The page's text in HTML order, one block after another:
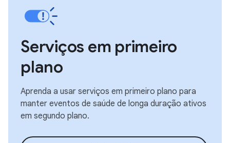
Serviços em primeiro
plano
Aprenda a usar serviços em primeiro plano para
manter eventos de saúde de longa duração ativos
em segundo plano.